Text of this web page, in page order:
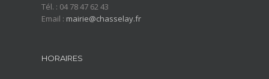
Tél. : 04 78 47 62 43
Email : mairie@chasselay.fr
HORAIRES